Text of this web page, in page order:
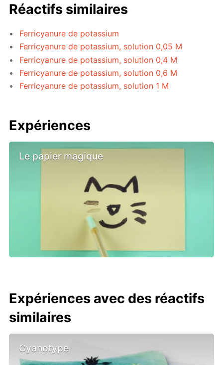
Réactifs similaires
Ferricyanure de potassium
Ferricyanure de potassium, solution 0,05 M
Ferricyanure de potassium, solution 0,4 M
Ferricyanure de potassium, solution 0,6 M
Ferricyanure de potassium, solution 1 M
Expériences
Le papier magique
Expériences avec des réactifs
similaires
Cyanotype